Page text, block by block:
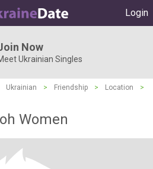
Login
Now
Ukrainian Singles
Ukrainian > Friendship > Location
>
Women